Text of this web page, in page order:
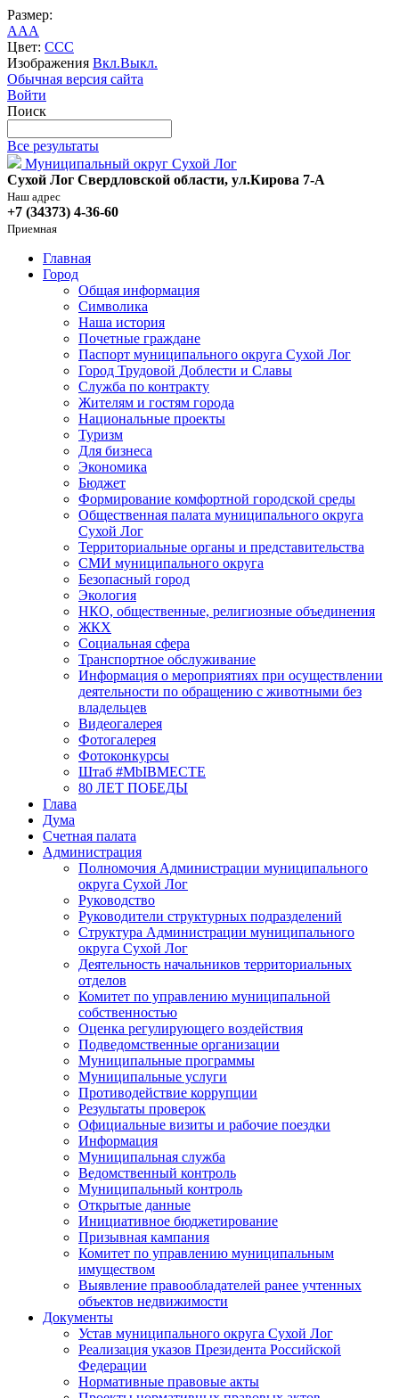
Размер:
AAA
Цвет: CCC
Изображения Вкл.Выкл.
Обычная версия сайта
Войти
Поиск
Все результаты
Муниципальный округ Сухой Лог
Сухой Лог Свердловской области, ул.Кирова 7-А
Наш адрес
+7 (34373) 4-36-60
Приемная
Главная
Город
Общая информация
Символика
Наша история
Почетные граждане
Паспорт муниципального округа Сухой Лог
Город Трудовой Доблести и Славы
Служба по контракту
Жителям и гостям города
Национальные проекты
Туризм
Для бизнеса
Экономика
Бюджет
Формирование комфортной городской среды
Общественная палата муниципального округа
Сухой Лог
Территориальные органы и представительства
СМИ муниципального округа
Безопасный город
Экология
НКО, общественные, религиозные объединения
ЖКХ
Социальная сфера
Транспортное обслуживание
Информация о мероприятиях при осуществлении
деятельности по обращению с животными без
владельцев
Видеогалерея
Фотогалерея
Фотоконкурсы
Штаб #MbIBMECTE
80 ЛЕТ ПОБЕДЫ
Глава
Дума
Счетная палата
Администрация
Полномочия Администрации муниципального
округа Сухой Лог
Руководство
Руководители структурных подразделений
Структура Администрации муниципального
округа Сухой Лог
Деятельность начальников территориальных
отделов
Комитет по управлению муниципальной
собственностью
Оценка регулирующего воздействия
Подведомственные организации
Муниципальные программы
Муниципальные услуги
Противодействие коррупции
Результаты проверок
Официальные визиты и рабочие поездки
Информация
Муниципальная служба
Ведомственный контроль
Муниципальный контроль
Открытые данные
Инициативное бюджетирование
Призывная кампания
Комитет по управлению муниципальным
имуществом
Выявление правообладателей ранее учтенных
объектов недвижимости
Документы
Устав муниципального округа Сухой Лог
Реализация указов Президента Российской
Федерации
Нормативные правовые акты